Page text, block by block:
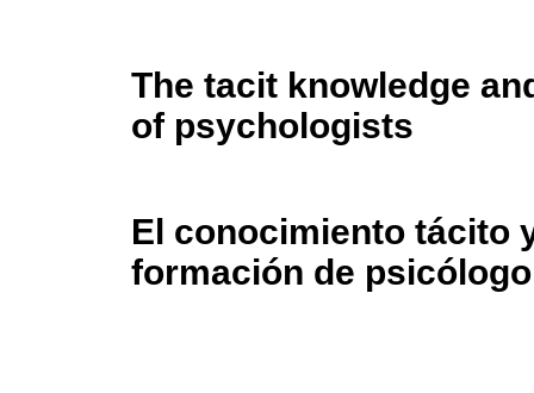
The tacit knowledge
of psychologists
El conocimiento tácito
formación de psicólogo